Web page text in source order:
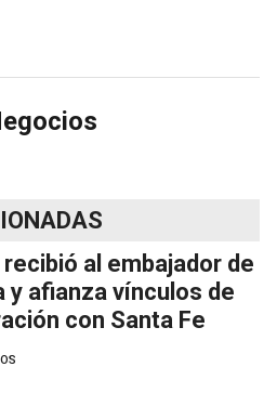
al embajador de
y afianza vínculos de
con Santa Fe